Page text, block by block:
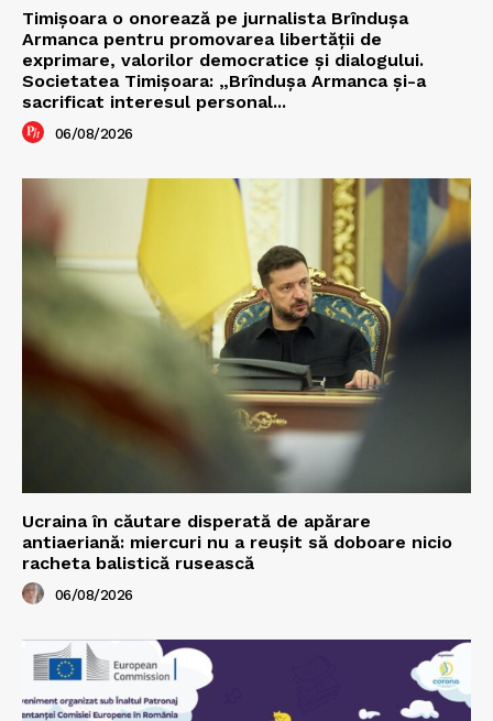
Timișoara o onorează pe jurnalista Brîndușa
Armanca pentru promovarea libertății de
exprimare, valorilor democratice și dialogului.
Societatea Timișoara: „Brîndușa Armanca și-a
sacrificat interesul personal...
06/08/2026
Ucraina în căutare disperată de apărare
antiaeriană: miercuri nu a reușit să doboare nicio
racheta balistică rusească
06/08/2026